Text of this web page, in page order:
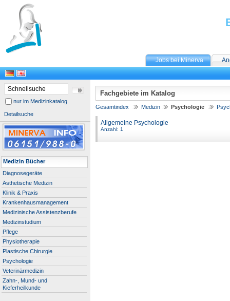
Jobs bei Minerva
nur im Medizinkatalog
Detailsuche
Medizin Bücher
Diagnosegeräte
Ästhetische Medizin
Klinik & Praxis
Krankenhausmanagement
Medizinische Assistenzberufe
Medizinstudium
Pflege
Physiotherapie
Plastische Chirurgie
Psychologie
Veterinärmedizin
Zahn-, Mund- und
Kieferheilkunde
Fachgebiete im Katalog
Gesamtindex Medizin Psychologie
Allgemeine Psychologie
Anzahl: 1